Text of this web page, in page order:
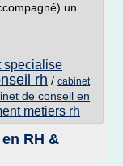
un
specialise
rh / cabinet
de conseil en
metiers rh
RH &